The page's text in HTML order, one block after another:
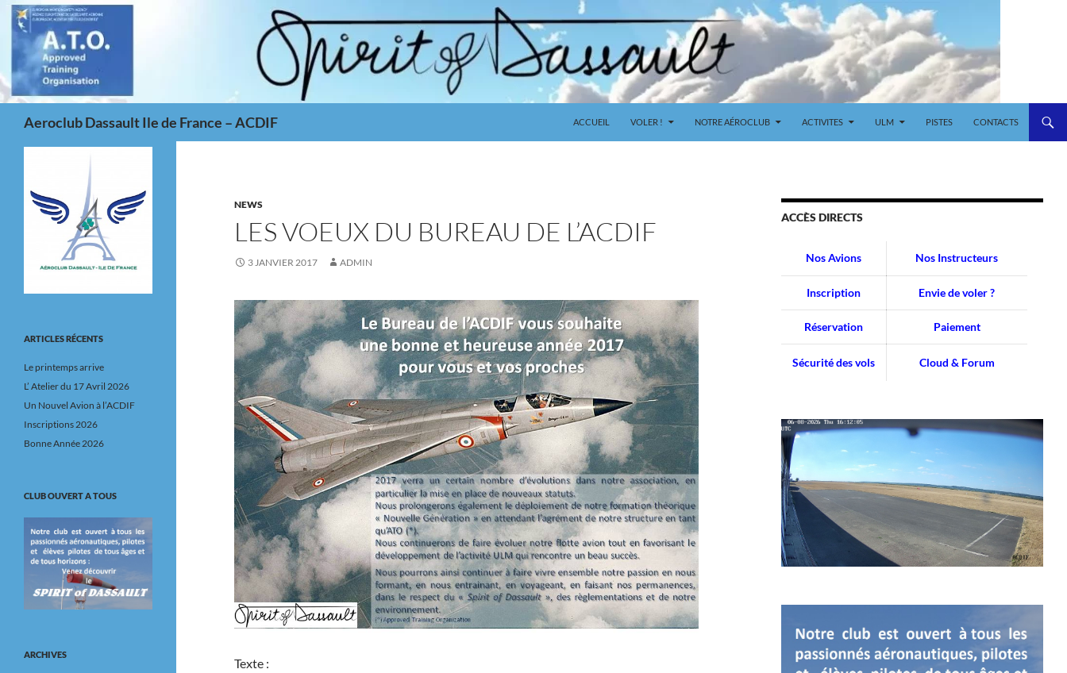
Aller
contenu
Aeroclub Dassault Ile de France – ACDIF ACCUEIL VOLER ! NOTRE AÉROCLUB ACTIVITES ULM PISTES CONTACTS
NEWS
LES VOEUX DU BUREAU DE L’ACDIF
3 JANVIER 2017 ADMIN
Texte :
ACCÈS DIRECTS
Nos Avions Nos Instructeurs
Inscription Envie de voler ?
Réservation Paiement
Sécurité des vols Cloud & Forum
ARTICLES RÉCENTS
Le printemps arrive
L’ Atelier du 17 Avril 2026
Un Nouvel Avion à l’ACDIF
Inscriptions 2026
Bonne Année 2026
CLUB OUVERT A TOUS
ARCHIVES